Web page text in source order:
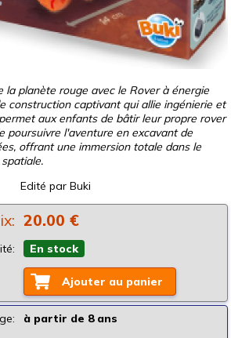
la planète rouge avec le Rover à énergie
construction captivant qui allie ingénierie et
aux enfants de bâtir leur propre rover
poursuivre l'aventure en excavant de
offrant une immersion totale dans le
Edité par Buki
20.00 €
En stock
Ajouter au panier
à partir de 8 ans